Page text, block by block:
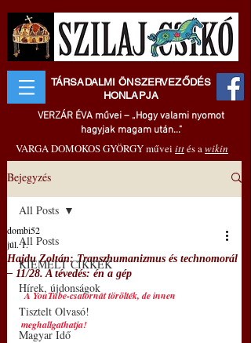
TÁRSADALMI ÖNSZERVEZŐDÉS
HONLAPJA
VERZÁR ÉVA művei – „Hogy valami nyomot
hagyjak magam után..."
VARGA DOMOKOS GYÖRGY művei ittés awikin
Bejegyzés
All Posts
KIEMELT CIKKEK
Hírek, újdonságok
Tisztelt Olvasó!
Magyar Idő
All Posts
Hajdu Zoltán: Transzhumanizmus és technomorál
‒ 11/28. A tévedés: én a gép
dombi52
júl. 1.
A YouTube-csatornát törölték, de innen
meghallgathatja!